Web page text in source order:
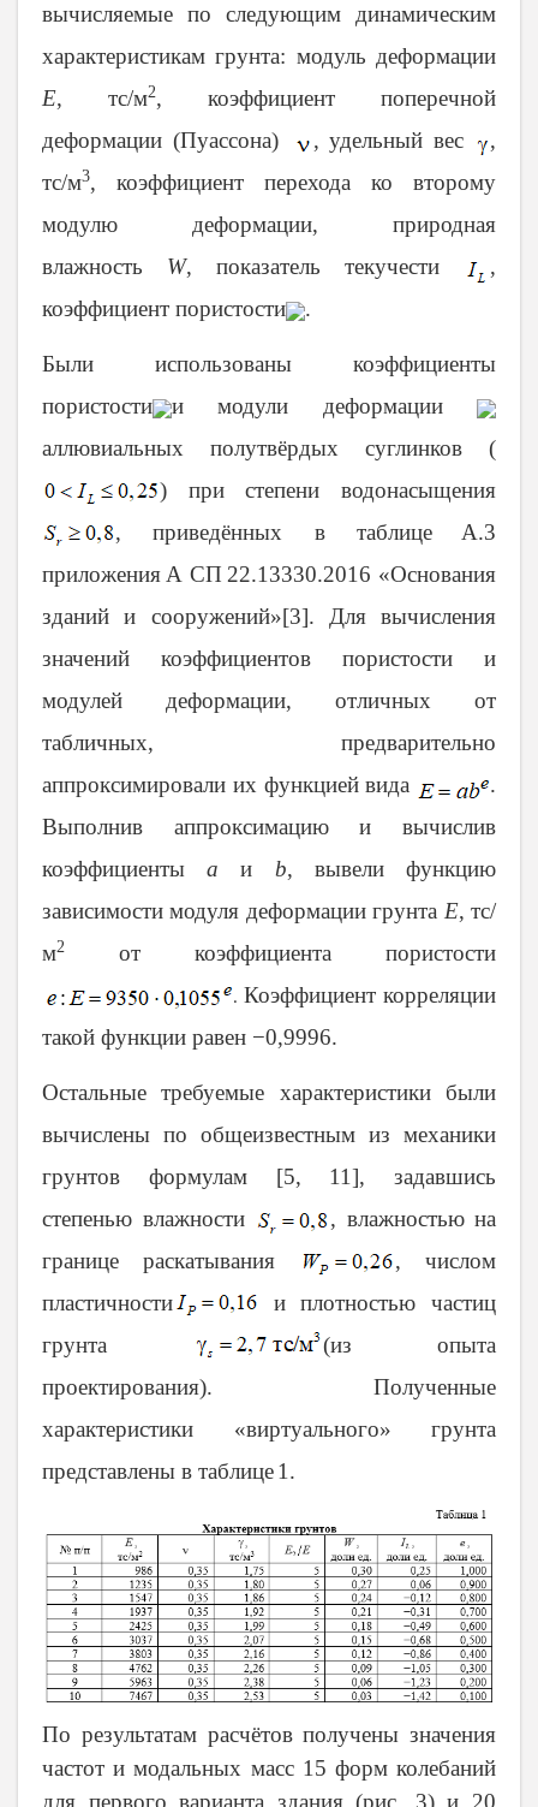
вычисляемые по следующим динамическим
характеристикам грунта: модуль деформации
E, тс/м2, коэффициент поперечной
деформации (Пуассона)
, удельный вес
,
тс/м3, коэффициент перехода ко второму
модулю деформации, природная
влажность W, показатель текучести
,
коэффициент пористости
.
Были использованы коэффициенты
пористости
и модули деформации
аллювиальных полутвёрдых суглинков (
) при степени водонасыщения
, приведённых в таблице
А.3
приложения А СП 22.13330.2016 «Основания
зданий и сооружений»[3]. Для вычисления
значений коэффициентов пористости и
модулей деформации, отличных от
табличных, предварительно
аппроксимировали их функцией вида
.
Выполнив аппроксимацию и вычислив
коэффициентыaи b, вывели функцию
зависимости модуля деформации грунта E, тс/
м2 от коэффициента пористости
. Коэффициент корреляции
такой функции равен −0,9996.
Остальные требуемые характеристики были
вычислены по общеизвестным из механики
грунтов формулам [5, 11], задавшись
степенью влажности
, влажностью на
границе раскатывания
, числом
пластичности
и плотностью частиц
грунта
(из опыта
проектирования). Полученные
характеристики «виртуального» грунта
представлены в таблице1.
По результатам расчётов получены значения
частот и модальных масс 15 форм колебаний